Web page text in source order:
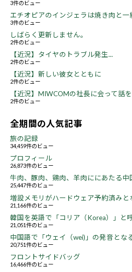
3件のビュー
エチオピアのインジェラは焼き肉と一
3件のビュー
しばらく更新しません。
2件のビュー
【近況】タイヤのトラブル発生...
2件のビュー
【近況】新しい彼女とともに
2件のビュー
【近況】MIWCOMの社長に会って話
2件のビュー
全期間の人気記事
旅の記録
34,459件のビュー
プロフィール
26,873件のビュー
牛肉、豚肉、鶏肉、羊肉ににあたる中
25,447件のビュー
増設メモリがハードウェア予約済みと
21,166件のビュー
韓国を英語で「コリア（Korea）」と
21,051件のビュー
中国語で「ウェイ（wei)」の発音とな
20,751件のビュー
フロントサイドバッグ
16,466件のビュー